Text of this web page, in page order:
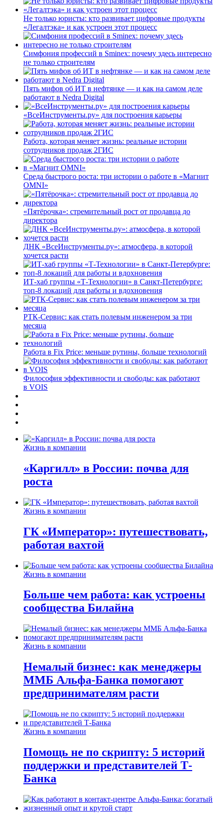
Не только юристы: кто развивает цифровые продукты
«Легалтэка» и как устроен этот процесс
Симфония профессий в Sminex: почему здесь интересно
не только строителям
Пять мифов об ИТ в нефтянке — и как на самом деле
работают в Nedra Digital
«ВсеИнструменты.ру» для построения карьеры
Работа, которая меняет жизнь: реальные истории
сотрудников продаж 2ГИС
Среда быстрого роста: три истории о работе в «Магнит
OMNI»
«Пятёрочка»: стремительный рост от продавца до
директора
ДНК «ВсеИнструменты.ру»: атмосфера, в которой
хочется расти
ИТ-хаб группы «Т-Технологии» в Санкт-Петербурге:
топ-8 локаций для работы и вдохновения
РТК-Сервис: как стать полевым инженером за три
месяца
Работа в Fix Price: меньше рутины, больше технологий
Философия эффективности и свободы: как работают
в VOIS
Жизнь в компании
«Каргилл» в России: почва для
роста
Жизнь в компании
ГК «Император»: путешествовать,
работая вахтой
Жизнь в компании
Больше чем работа: как устроены
сообщества Билайна
Жизнь в компании
Немалый бизнес: как менеджеры
ММБ Альфа-Банка помогают
предпринимателям расти
Жизнь в компании
Помощь не по скрипту: 5 историй
поддержки и представителей Т-
Банка